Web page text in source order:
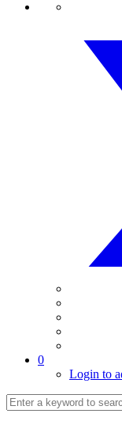
0
Login to